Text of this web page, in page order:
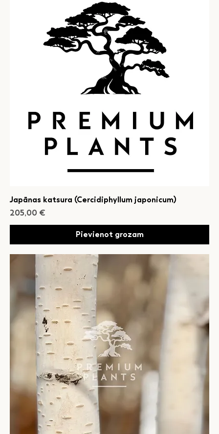
Japānas katsura (Cercidiphyllum japonicum)
Cena
205,00 €
Pievienot grozam